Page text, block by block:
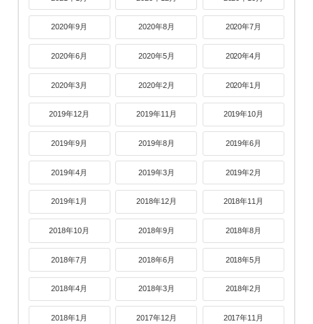
2020年9月 2020年8月 2020年7月
2020年6月 2020年5月 2020年4月
2020年3月 2020年2月 2020年1月
2019年12月 2019年11月 2019年10月
2019年9月 2019年8月 2019年6月
2019年4月 2019年3月 2019年2月
2019年1月 2018年12月 2018年11月
2018年10月 2018年9月 2018年8月
2018年7月 2018年6月 2018年5月
2018年4月 2018年3月 2018年2月
2018年1月 2017年12月 2017年11月